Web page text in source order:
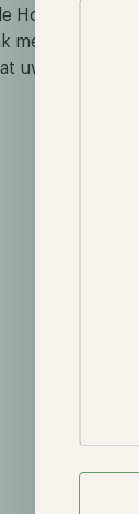
Hodl-
met een
uw